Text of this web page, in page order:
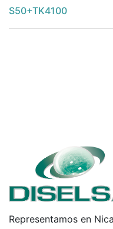
S50+TK4100
Representamos en